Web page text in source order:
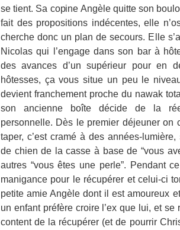
se tient. Sa copine Angèle quitte son
fait des propositions indécentes, elle
cherche donc un plan de secours. Elle
Nicolas qui l’engage dans son bar à
des avances d’un supérieur pour en
hôtesses, ça vous situe un peu le
devient franchement proche du nawak
son ancienne boîte décide de la
personnelle. Dès le premier déjeuner on
taper, c’est cramé à des années-
de chien de la casse à base de “vous
autres “vous êtes une perle”. Pendant
manigance pour le récupérer et celui-ci
petite amie Angèle dont il est amoureux
un enfant préfère croire l’ex que lui, et se
content de la récupérer (et de pourrir